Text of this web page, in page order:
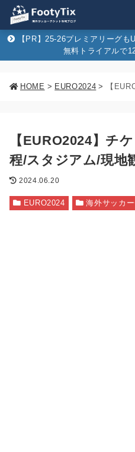
【PR】25-26プレミアリーグ
無料トライアルで
HOME > EURO2024 >
【EURO2024】チ
程/スタジアム/現地
2024.06.20
EURO2024 海外サッカ